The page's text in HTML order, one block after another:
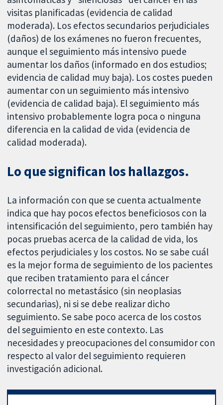
visitas planificadas (evidencia de calidad
moderada). Los efectos secundarios perjudiciales
(daños) de los exámenes no fueron frecuentes,
aunque el seguimiento más intensivo puede
aumentar los daños (informado en dos estudios;
evidencia de calidad muy baja). Los costes pueden
aumentar con un seguimiento más intensivo
(evidencia de calidad baja). El seguimiento más
intensivo probablemente logra poca o ninguna
diferencia en la calidad de vida (evidencia de
calidad moderada).
Lo que significan los hallazgos.
La información con que se cuenta actualmente
indica que hay pocos efectos beneficiosos con la
intensificación del seguimiento, pero también hay
pocas pruebas acerca de la calidad de vida, los
efectos perjudiciales y los costos. No se sabe cuál
es la mejor forma de seguimiento de los pacientes
que reciben tratamiento para el cáncer
colorrectal no metastásico (sin neoplasias
secundarias), ni si se debe realizar dicho
seguimiento. Se sabe poco acerca de los costos
del seguimiento en este contexto. Las
necesidades y preocupaciones del consumidor con
respecto al valor del seguimiento requieren
investigación adicional.